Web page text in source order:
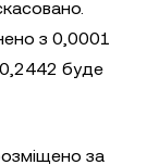
з 0,0001
буде
за